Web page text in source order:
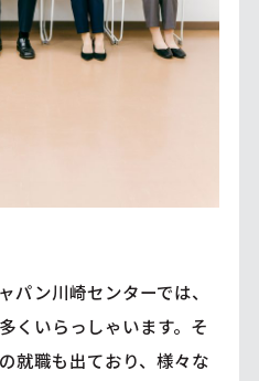
パン川崎センターでは、
くいらっしゃいます。そ
就職も出ており、様々な